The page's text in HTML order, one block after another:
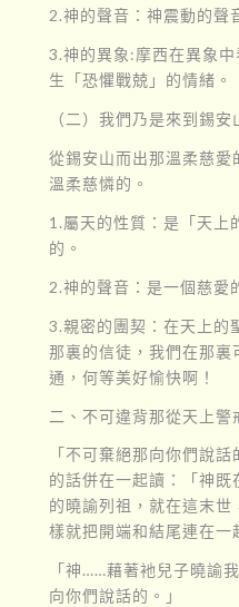
2.神的聲音：神震動的聲
3.神的異象:摩西在異象
生「恐懼戰兢」的情緒。
（二）我們乃是來到錫安
從錫安山而出那溫柔慈愛
溫柔慈憐的。
1.屬天的性質：是「天上
的。
2.神的聲音：是一個慈愛
3.親密的團契：在天上的
那裏的信徒，我們在那裏
通，何等美好愉快啊！
二、不可違背那從天上警
「不可棄絕那向你們說
的話併在一起讀：「神
的曉諭列祖，就在這末
樣就把開端和結尾連在一
「神……藉著衪兒子曉諭
向你們說話的。」